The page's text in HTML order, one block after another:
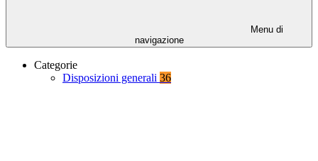
Menu di
navigazione
Categorie
Disposizioni generali 36